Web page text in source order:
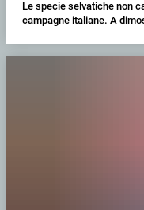
Le specie selvatiche non
campagne italiane. A